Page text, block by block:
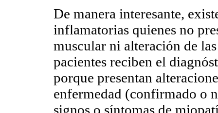
De manera interesante,
inflamatorias quienes no
muscular ni alteración de
pacientes reciben el
porque presentan
enfermedad (confirmado o
signos o síntomas de